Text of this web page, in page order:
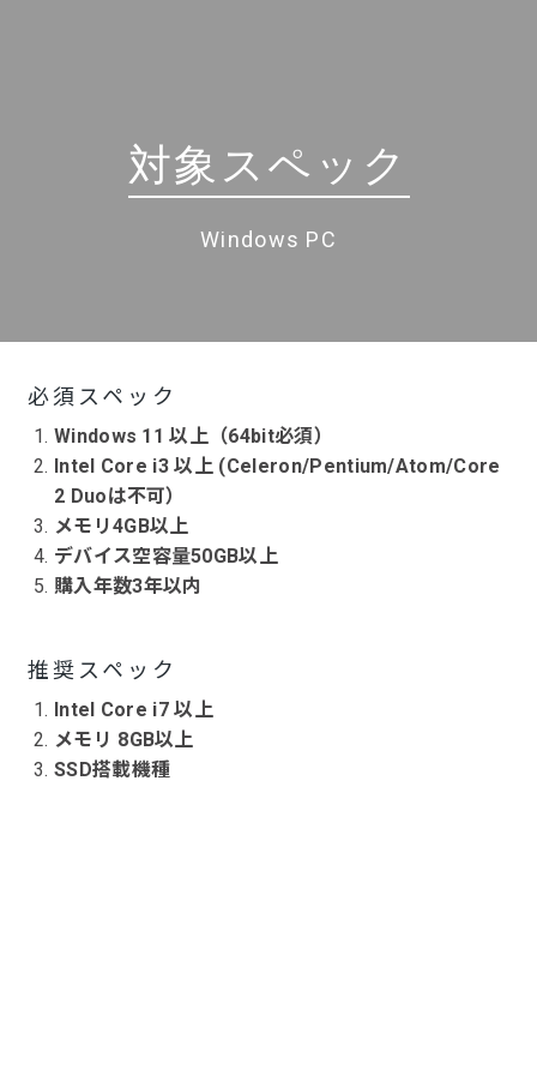
対象スペック
Windows PC
必須スペック
Windows 11 以上（64bit必須）
Intel Core i3 以上 (Celeron/Pentium/Atom/Core
2 Duoは不可）
メモリ4GB以上
デバイス空容量50GB以上
購入年数3年以内
推奨スペック
Intel Core i7 以上
メモリ 8GB以上
SSD搭載機種